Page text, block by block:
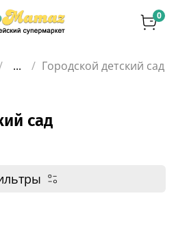
0
... Городской детский сад
сад